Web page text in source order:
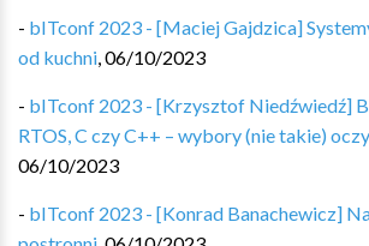
- bITconf 2023 - [Maciej Gajdzica]
od kuchni,06/10/2023
- bITconf 2023 - [Krzysztof Niedźwiedź]
RTOS, C czy C++ – wybory (nie takie)
06/10/2023
- bITconf 2023 - [Konrad Banachewicz]